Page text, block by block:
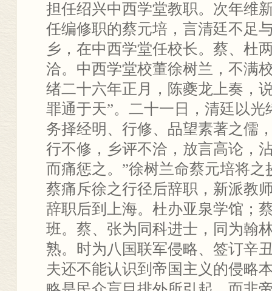
担任绍兴中西学堂教职。次年维
任编修职的蔡元培，言清廷不足
乡，在中西学堂任校长。蔡、杜
洽。中西学堂校董徐树兰，不满
绪二十六年正月，陈夔龙上奏，
罪通于天”。二十一日，清廷以光
务择经明、行修、品望素著之
行不修，乡评不洽，放言高论，
而痛惩之。”徐树兰命蔡元培将
蔡痛斥徐之行径后辞职，新派教
辞职后到上海。杜办亚泉学馆；
班。蔡、张为同科进士，同为翰
熟。时为八国联军侵略、签订辛
夫还不能认识到帝国主义的侵略